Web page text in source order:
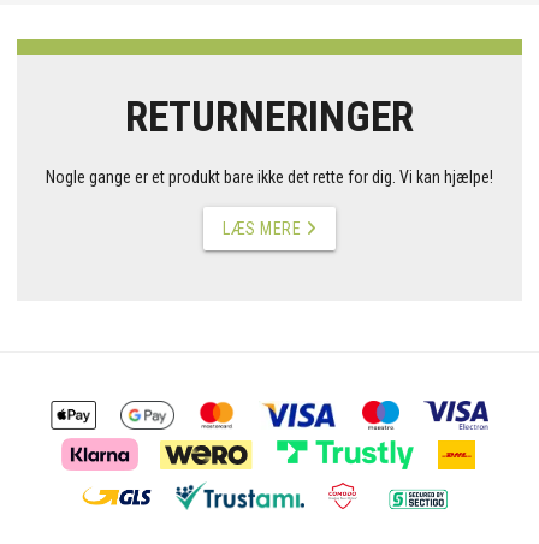
RETURNERINGER
Nogle gange er et produkt bare ikke det rette for dig. Vi kan hjælpe!
LÆS MERE